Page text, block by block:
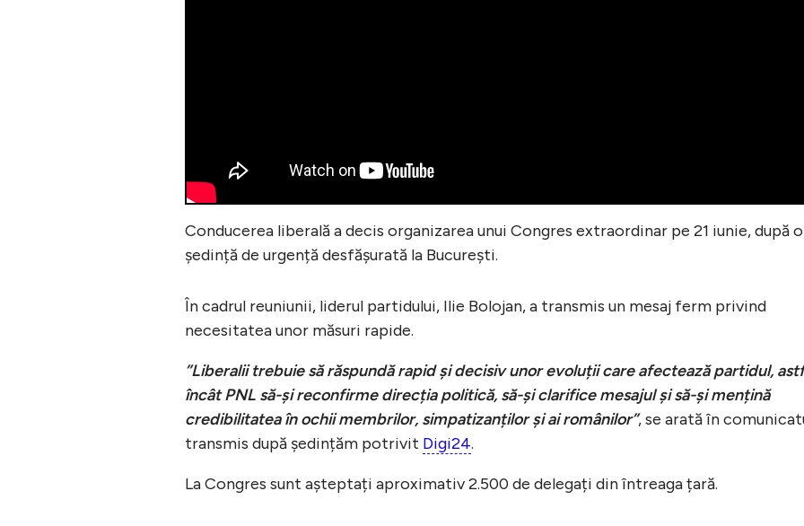
Conducerea liberală a decis organizarea unui Congres extraordinar pe 21 iunie, după o
ședință de urgență desfășurată la București.
În cadrul reuniunii, liderul partidului, Ilie Bolojan, a transmis un mesaj ferm privind
necesitatea unor măsuri rapide.
”Liberalii trebuie să răspundă rapid și decisiv unor evoluții care afectează partidul,
încât PNL să-și reconfirme direcția politică, să-și clarifice mesajul și să-și mențină
credibilitatea în ochii membrilor, simpatizanților și ai românilor”, se arată în
transmis după ședințăm potrivit Digi24.
La Congres sunt așteptați aproximativ 2.500 de delegați din întreaga țară.